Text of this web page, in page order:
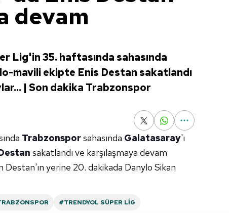
devam
Lig'in 35. haftasında sahasında
mavili ekipte Enis Destan sakatlandı
| Son dakika Trabzonspor
Trabzonsporsahasında Galatasaray'ı
sakatlandı ve karşılaşmaya devam
Destan'ın yerine 20. dakikada Danylo Sikan
#TRENDYOL SÜPER LIG